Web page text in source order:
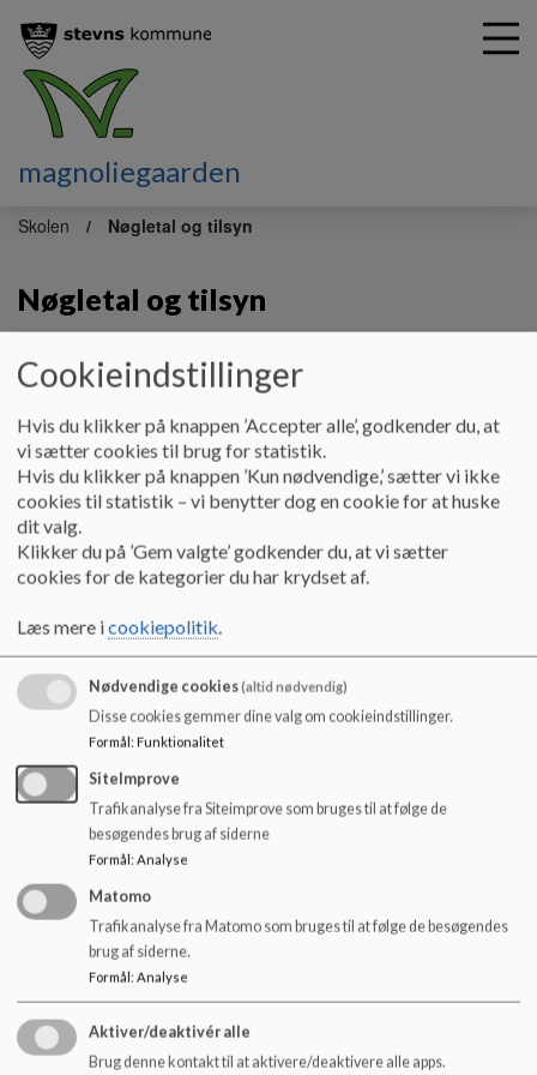
magnoliegaarden
Skolen Nøgletal og tilsyn
Nøgletal og tilsyn
Elevtal oktober 2025: 22
Nøgletal for skoleåret 2024 - 2025
Læs mere
Uddannelsesstatistik.dk
Magnoliegårdens specialundervisningstilbud får ført
tilsyn af Stevns kommune:
Tilsyn 2023
Tilsyn 2025
Skoleudviklingssamtale 2023
Skoleudviklingssamtale 2024
Skoleudviklingssamtale 2025
Cookieindstillinger
Hvis du klikker på knappen ’Accepter alle’, godkender du, at
vi sætter cookies til brug for statistik.
Hvis du klikker på knappen ’Kun nødvendige,’ sætter vi ikke
cookies til statistik – vi benytter dog en cookie for at huske
dit valg.
Klikker du på ’Gem valgte’ godkender du, at vi sætter
cookies for de kategorier du har krydset af.
Læs mere icookiepolitik.
Nødvendige cookies(altid nødvendig)
Disse cookies gemmer dine valg om cookieindstillinger.
Formål: Funktionalitet
SiteImprove
Trafikanalyse fra Siteimprove som bruges til at følge de
besøgendes brug af siderne
Formål: Analyse
Matomo
Trafikanalyse fra Matomo som bruges til at følge de besøgendes
brug af siderne.
Formål: Analyse
Aktiver/deaktivér alle
Brug denne kontakt til at aktivere/deaktivere alle apps.